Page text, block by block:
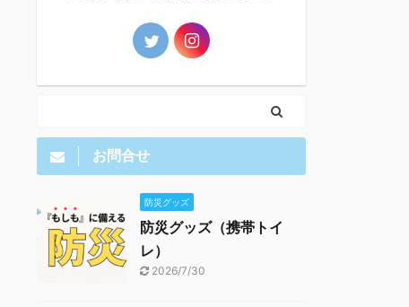
お問合せ
防災グッズ
防災グッズ（携帯トイ
レ）
2026/7/30